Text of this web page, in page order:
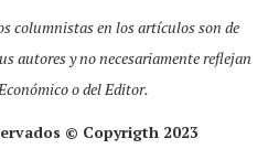
columnistas en los artículos son de
autores y no necesariamente reflejan
o del Editor.
© Copyrigth 2023